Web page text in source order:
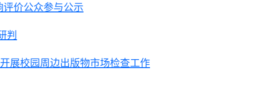
价公众参与公示
判
展校园周边出版物市场检查工作